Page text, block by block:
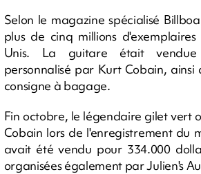
Selon le magazine spécialisé
plus de cinq millions
Unis. La guitare était
personnalisé par Kurt Cobain, ainsi
consigne à bagage.
Fin octobre, le légendaire gilet vert
Cobain lors de l'enregistrement du
avait été vendu pour 334.000
organisées également par Julien's